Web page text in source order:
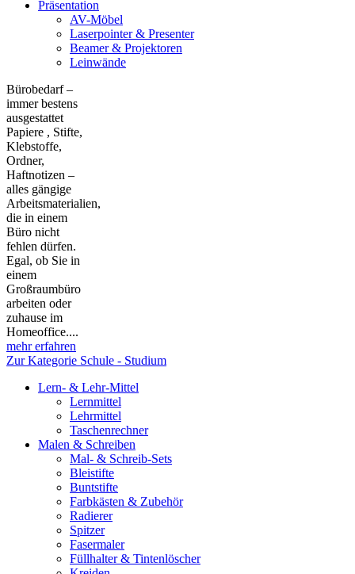
Präsentation
AV-Möbel
Laserpointer & Presenter
Beamer & Projektoren
Leinwände
Bürobedarf –
immer bestens
ausgestattet
Papiere , Stifte,
Klebstoffe,
Ordner,
Haftnotizen –
alles gängige
Arbeitsmaterialien,
die in einem
Büro nicht
fehlen dürfen.
Egal, ob Sie in
einem
Großraumbüro
arbeiten oder
zuhause im
Homeoffice....
mehr erfahren
Zur Kategorie Schule - Studium
Lern- & Lehr-Mittel
Lernmittel
Lehrmittel
Taschenrechner
Malen & Schreiben
Mal- & Schreib-Sets
Bleistifte
Buntstifte
Farbkästen & Zubehör
Radierer
Spitzer
Fasermaler
Füllhalter & Tintenlöscher